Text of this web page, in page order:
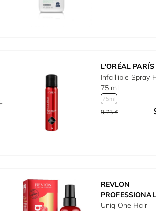
L'ORÉAL PARÍS
Infaillible Spray
75 ml
75ml
9,75 €
REVLON
PROFESSIONAL
Uniq One Hair